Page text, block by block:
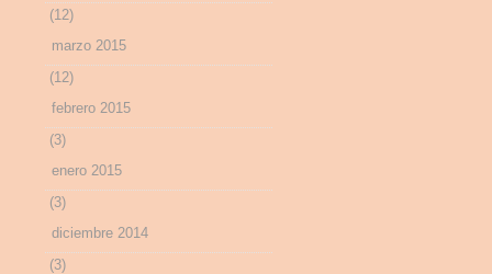
(12)
marzo 2015
(12)
febrero 2015
(3)
enero 2015
(3)
diciembre 2014
(3)